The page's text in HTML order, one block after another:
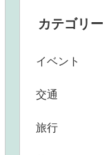
カテゴリー
イベント
交通
旅行